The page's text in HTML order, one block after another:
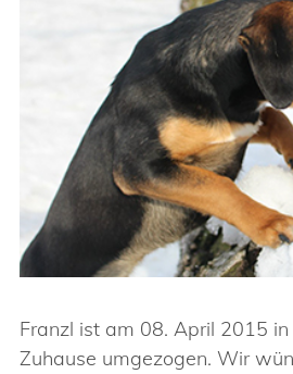
Franzl ist am 08. April 2015 in
Zuhause umgezogen. Wir